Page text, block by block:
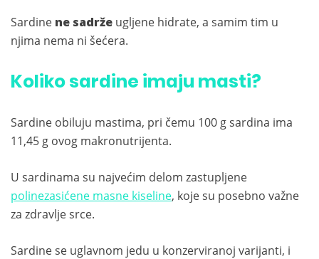
Sardine ne sadrže ugljene hidrate, a samim tim u
njima nema ni šećera.
Koliko sardine imaju masti?
Sardine obiluju mastima, pri čemu 100 g sardina ima
11,45 g ovog makronutrijenta.
U sardinama su najvećim delom zastupljene
polinezasićene masne kiseline, koje su posebno važne
za zdravlje srce.
Sardine se uglavnom jedu u konzerviranoj varijanti, i